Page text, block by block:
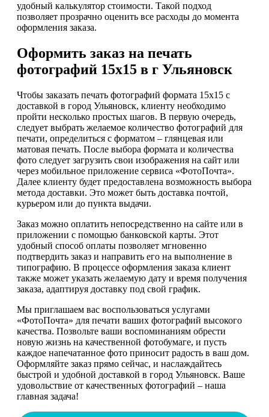
удобный калькулятор стоимости. Такой подход
позволяет прозрачно оценить все расходы до момента
оформления заказа.
Оформить заказ на печать
фотографий 15х15 в г Ульяновск
Чтобы заказать печать фотографий формата 15х15 с
доставкой в город Ульяновск, клиенту необходимо
пройти несколько простых шагов. В первую очередь,
следует выбрать желаемое количество фотографий для
печати, определиться с форматом – глянцевая или
матовая печать. После выбора формата и количества
фото следует загрузить свои изображения на сайт или
через мобильное приложение сервиса «ФотоПочта».
Далее клиенту будет предоставлена возможность выбора
метода доставки. Это может быть доставка почтой,
курьером или до пункта выдачи.
Заказ можно оплатить непосредственно на сайте или в
приложении с помощью банковской карты. Этот
удобный способ оплаты позволяет мгновенно
подтвердить заказ и направить его на выполнение в
типографию. В процессе оформления заказа клиент
также может указать желаемую дату и время получения
заказа, адаптируя доставку под свой график.
Мы приглашаем вас воспользоваться услугами
«ФотоПочта» для печати ваших фотографий высокого
качества. Позвольте ваши воспоминаниям обрести
новую жизнь на качественной фотобумаге, и пусть
каждое напечатанное фото приносит радость в ваш дом.
Оформляйте заказ прямо сейчас, и наслаждайтесь
быстрой и удобной доставкой в город Ульяновск. Ваше
удовольствие от качественных фотографий – наша
главная задача!